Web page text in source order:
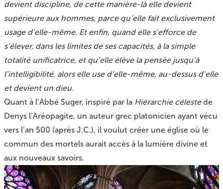
devient discipline, de cette manière-là elle devient
supérieure aux hommes, parce qu’elle fait exclusivement
usage d’elle-même. Et enfin, quand elle s’efforce de
s’élever, dans les limites de ses capacités, à la simple
totalité unificatrice, et qu’elle élève la pensée jusqu’à
l’intelligibilité, alors elle use d’elle-même, au-dessus d’elle
et devient un dieu.
Quant à l’Abbé Suger, inspiré par la Hiérarchie célestede
Denys l’Aréopagite, un auteur grec platonicien ayant vécu
vers l’an 500 (après J.C.), il voulut créer une église où le
commun des mortels aurait accès à la lumière divine et
aux nouveaux savoirs.